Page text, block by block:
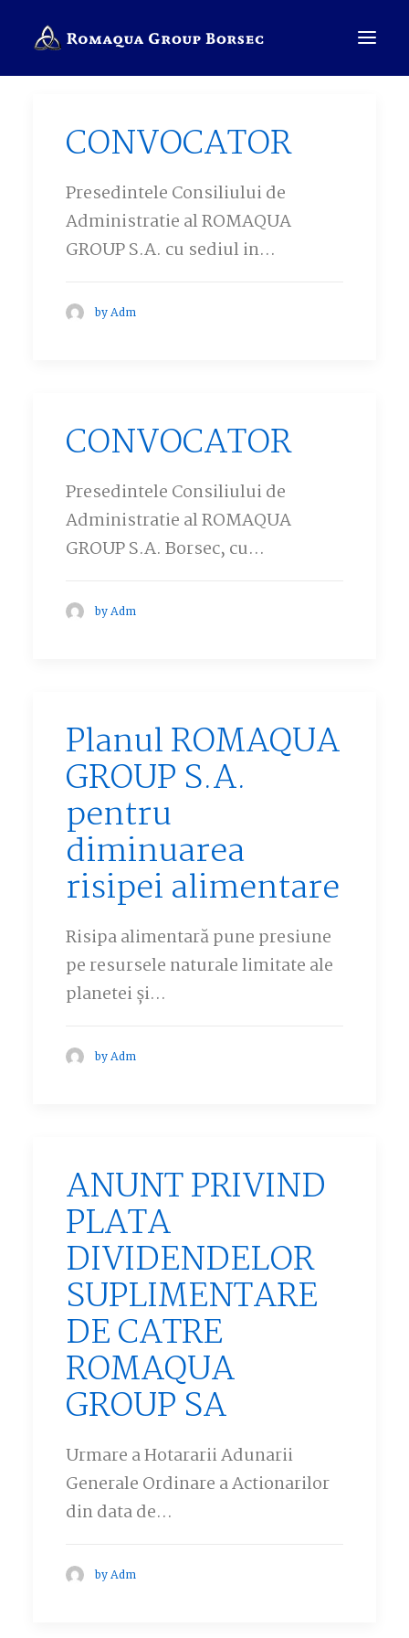
COMPANIE
BRANDURI
SALES PRESENTER
ROMÂNĂ
CONVOCATOR
Presedintele Consiliului de
Administratie al ROMAQUA
GROUP S.A. cu sediul in…
by Adm
CONVOCATOR
Presedintele Consiliului de
Administratie al ROMAQUA
GROUP S.A. Borsec, cu…
by Adm
Planul ROMAQUA
GROUP S.A.
pentru
diminuarea
risipei alimentare
Risipa alimentară pune presiune
pe resursele naturale limitate ale
planetei și…
by Adm
ANUNT PRIVIND
PLATA
DIVIDENDELOR
SUPLIMENTARE
DE CATRE
ROMAQUA
GROUP SA
Urmare a Hotararii Adunarii
Generale Ordinare a Actionarilor
din data de…
by Adm